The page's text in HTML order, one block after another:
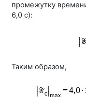
промежутку
6,0 с):
Таким образом,